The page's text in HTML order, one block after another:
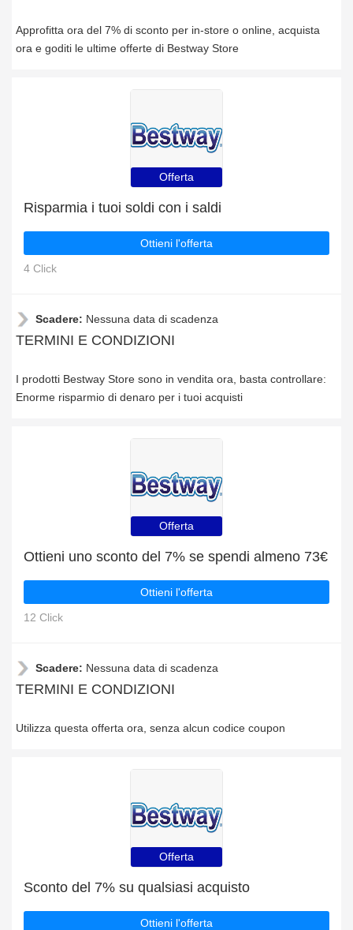
Approfitta ora del 7% di sconto per in-store o online, acquista
ora e goditi le ultime offerte di Bestway Store
Offerta
Risparmia i tuoi soldi con i saldi
Ottieni l'offerta
4 Click
Scadere: Nessuna data di scadenza
TERMINI E CONDIZIONI
I prodotti Bestway Store sono in vendita ora, basta controllare:
Enorme risparmio di denaro per i tuoi acquisti
Offerta
Ottieni uno sconto del 7% se spendi almeno 73€
Ottieni l'offerta
12 Click
Scadere: Nessuna data di scadenza
TERMINI E CONDIZIONI
Utilizza questa offerta ora, senza alcun codice coupon
Offerta
Sconto del 7% su qualsiasi acquisto
Ottieni l'offerta